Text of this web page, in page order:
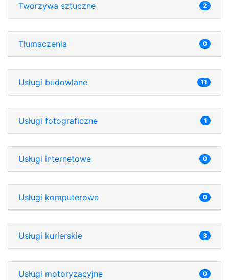
Tworzywa sztuczne 2
Tłumaczenia 0
Usługi budowlane 11
Usługi fotograficzne 1
Usługi internetowe 0
Usługi komputerowe 0
Usługi kurierskie 3
Usługi motoryzacyjne 0